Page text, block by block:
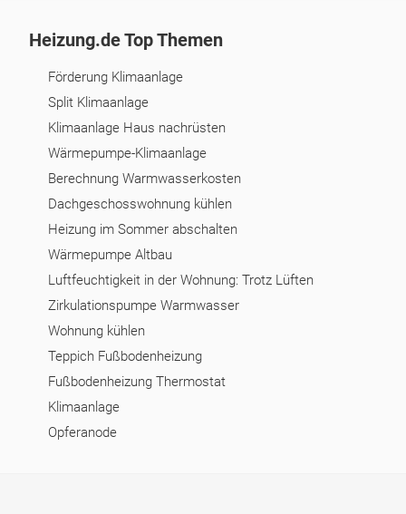
Heizung.de Top Themen
Förderung Klimaanlage
Split Klimaanlage
Klimaanlage Haus nachrüsten
Wärmepumpe-Klimaanlage
Berechnung Warmwasserkosten
Dachgeschosswohnung kühlen
Heizung im Sommer abschalten
Wärmepumpe Altbau
Luftfeuchtigkeit in der Wohnung: Trotz Lüften
Zirkulationspumpe Warmwasser
Wohnung kühlen
Teppich Fußbodenheizung
Fußbodenheizung Thermostat
Klimaanlage
Opferanode